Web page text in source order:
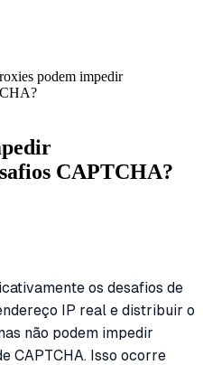
podem impedir
CAPTCHA?
os desafios de
IP real e distribuir o
não podem impedir
CAPTCHA. Isso ocorre